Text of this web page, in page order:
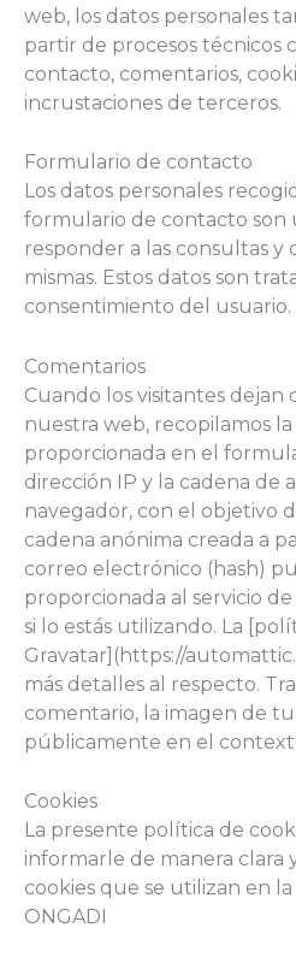
web, los datos personales
partir de procesos técnicos
contacto, comentarios,
incrustaciones de terceros.
Formulario de contacto
Los datos personales
formulario de contacto son
responder a las consultas y
mismas. Estos datos son
consentimiento del usuario.
Comentarios
Cuando los visitantes dejan
nuestra web, recopilamos
proporcionada en el
dirección IP y la cadena de
navegador, con el objetivo
cadena anónima creada a
correo electrónico (hash)
proporcionada al servicio
si lo estás utilizando. La
Gravatar](https://
más detalles al respecto.
comentario, la imagen de
públicamente en el
Cookies
La presente política de
informarle de manera clara
cookies que se utilizan en
ONGADI